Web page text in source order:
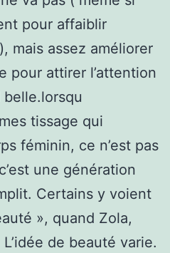
pour affaiblir
mais assez améliorer
pour attirer l’attention
tissage qui
féminin, ce n’est pas
une génération
Certains y voient
», quand Zola,
de beauté varie.